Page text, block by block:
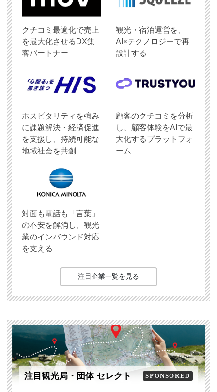
クチコミ最適化で売上
を最大化させるDX集
客パートナー
観光・宿泊運営を、
AI×テクノロジーで再
設計する
ホスピタリティを強み
に課題解決・経済促進
を支援し、持続可能な
地域社会を共創
顧客のクチコミを分析
し、顧客体験をAIで最
大化するプラットフォ
ーム
対面も電話も「言葉」
の不安を解消し、観光
業のインバウンド対応
を支える
注目企業一覧を見る
注目観光局・団体 セレクト SPONSORED